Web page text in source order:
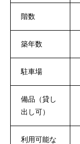
階数
築年数
駐車場
備品（貸し
出し可）
利用可能な